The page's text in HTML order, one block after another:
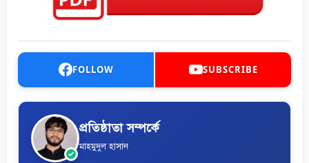
FOLLOW SUBSCRIBE
প্রতিষ্ঠাতা সম্পর্কে
মাহমুদুল হাসান